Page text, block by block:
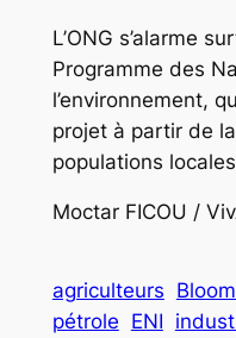
L’ONG s’alarme
Programme des
l’environnement,
projet à partir de
populations
Moctar FICOU /
agriculteurs
pétrole ENI